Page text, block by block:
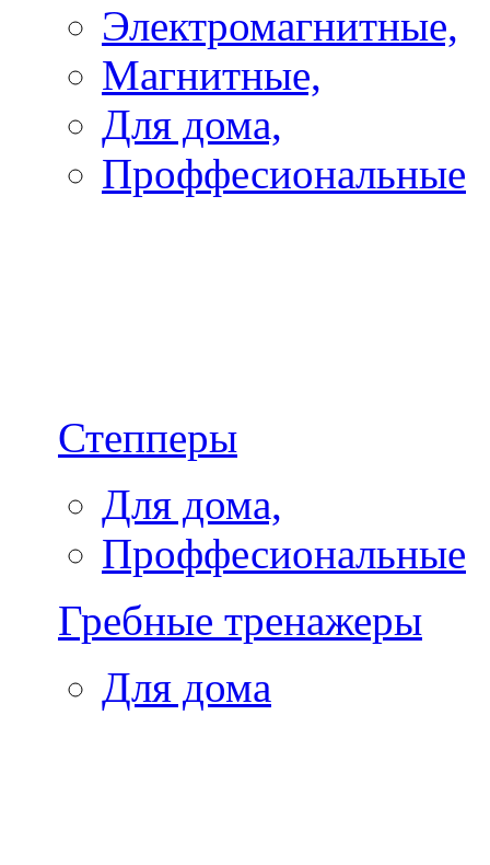
Электромагнитные,
Магнитные,
Для дома,
Проффесиональные
Степперы
Для дома,
Проффесиональные
Гребные тренажеры
Для дома